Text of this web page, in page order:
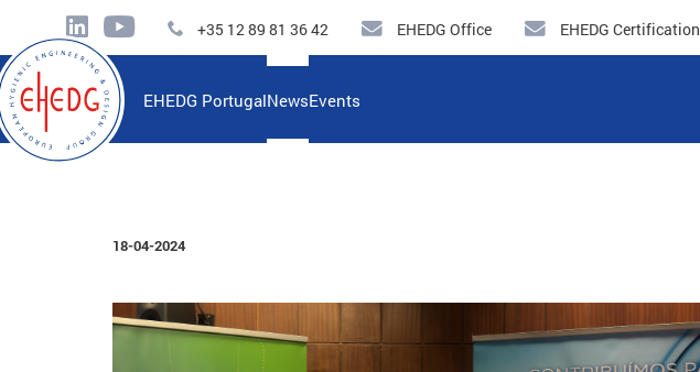
+35 12 89 81 36 42 EHEDG Office EHEDG Certification
EHEDG PortugalNewsEvents
18-04-2024